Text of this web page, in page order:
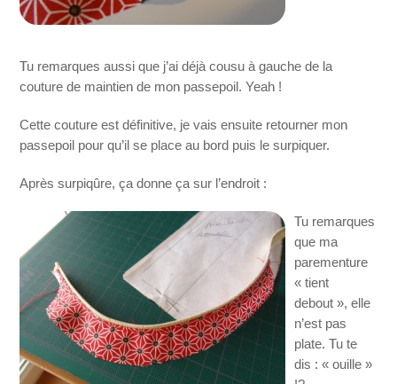
Tu remarques aussi que j’ai déjà cousu à gauche de la
couture de maintien de mon passepoil. Yeah !
Cette couture est définitive, je vais ensuite retourner mon
passepoil pour qu’il se place au bord puis le surpiquer.
Après surpiqûre, ça donne ça sur l’endroit :
Tu remarques
que ma
parementure
« tient
debout », elle
n’est pas
plate. Tu te
dis : « ouille »